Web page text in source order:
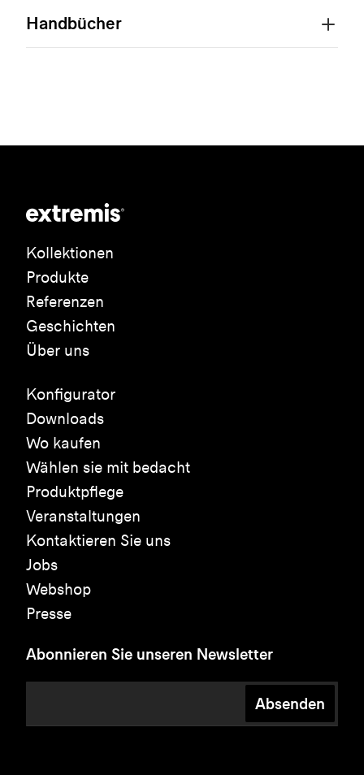
Handbücher
Kollektionen
Produkte
Referenzen
Geschichten
Über uns
Konfigurator
Downloads
Wo kaufen
Wählen sie mit bedacht
Produktpflege
Veranstaltungen
Kontaktieren Sie uns
Jobs
Webshop
Presse
Abonnieren Sie unseren Newsletter
Absenden